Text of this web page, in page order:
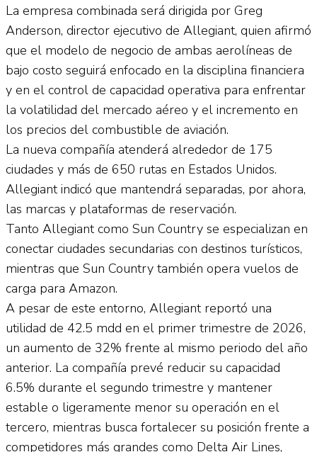
La empresa combinada será dirigida por Greg
Anderson, director ejecutivo de Allegiant, quien afirmó
que el modelo de negocio de ambas aerolíneas de
bajo costo seguirá enfocado en la disciplina financiera
y en el control de capacidad operativa para enfrentar
la volatilidad del mercado aéreo y el incremento en
los precios del combustible de aviación.
La nueva compañía atenderá alrededor de 175
ciudades y más de 650 rutas en Estados Unidos.
Allegiant indicó que mantendrá separadas, por ahora,
las marcas y plataformas de reservación.
Tanto Allegiant como Sun Country se especializan en
conectar ciudades secundarias con destinos turísticos,
mientras que Sun Country también opera vuelos de
carga para Amazon.
A pesar de este entorno, Allegiant reportó una
utilidad de 42.5 mdd en el primer trimestre de 2026,
un aumento de 32% frente al mismo periodo del año
anterior. La compañía prevé reducir su capacidad
6.5% durante el segundo trimestre y mantener
estable o ligeramente menor su operación en el
tercero, mientras busca fortalecer su posición frente a
competidores más grandes como Delta Air Lines,